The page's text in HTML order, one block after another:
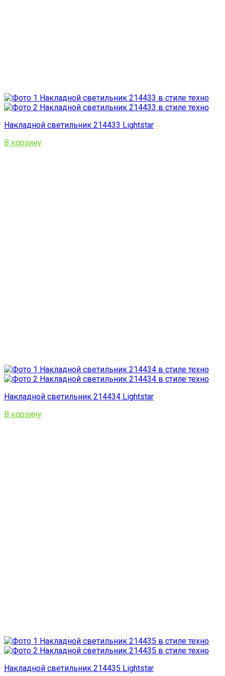
Накладной светильник 214433 Lightstar
В корзину
Накладной светильник 214434 Lightstar
В корзину
Накладной светильник 214435 Lightstar